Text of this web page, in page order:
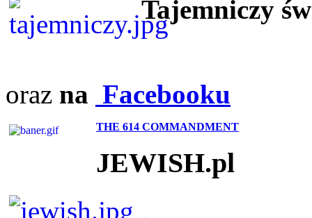
Tajemniczy
oraz na Facebooku
THE 614 COMMANDMENT
JEWISH.pl